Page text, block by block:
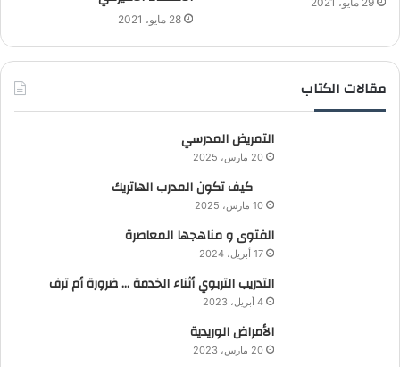
28 مايو، 2021
مقالات الكتاب
التمريض المدرسي
20 مارس، 2025
كيف تكون المدرب الهاتريك
10 مارس، 2025
الفتوى و مناهجها المعاصرة
17 أبريل، 2024
التدريب التربوي أثناء الخدمة … ضرورة أم ترف
4 أبريل، 2023
الأمراض الوريدية
20 مارس، 2023